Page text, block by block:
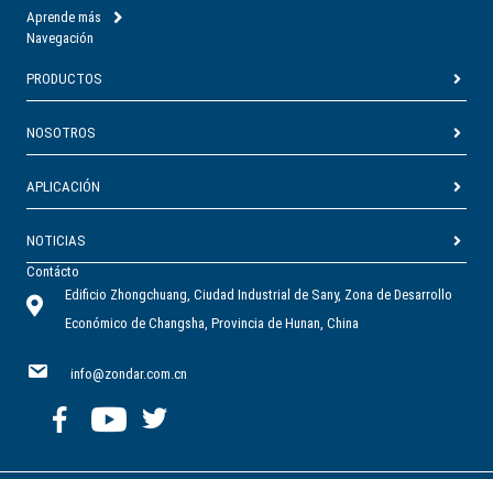
Aprende más
Navegación
PRODUCTOS
NOSOTROS
APLICACIÓN
NOTICIAS
Contácto
Edificio Zhongchuang, Ciudad Industrial de Sany, Zona de Desarrollo
Económico de Changsha, Provincia de Hunan, China
info@zondar.com.cn